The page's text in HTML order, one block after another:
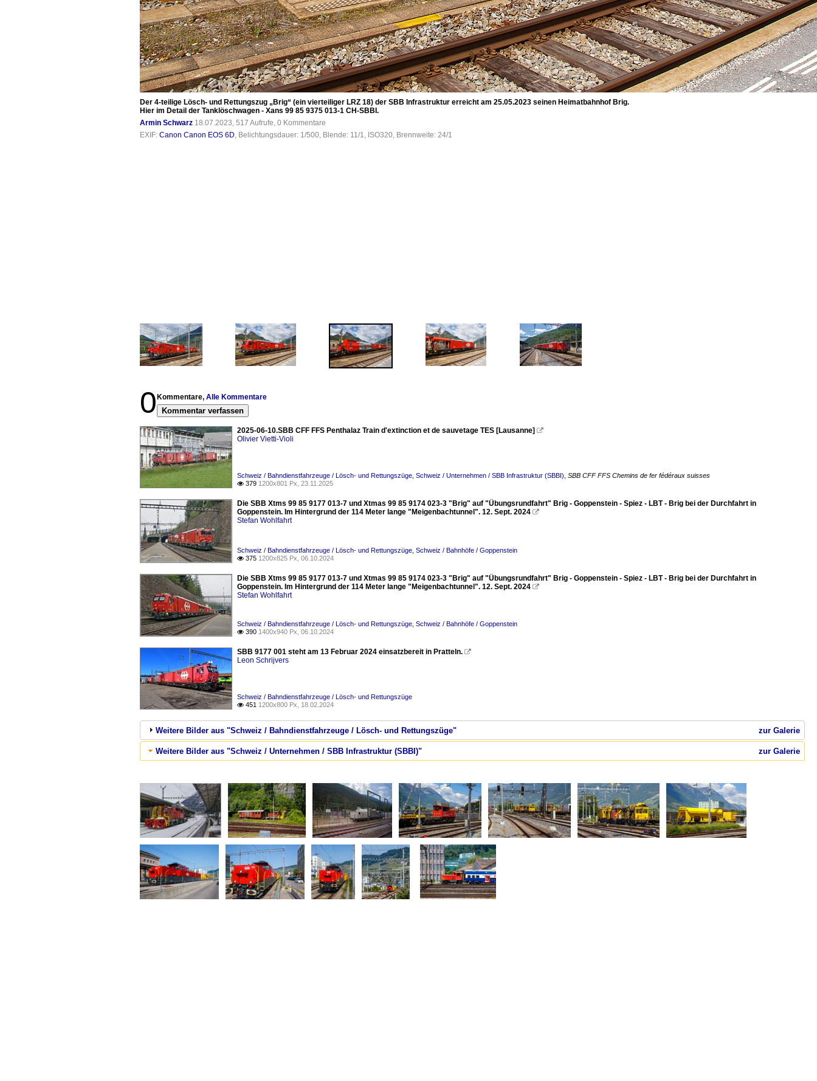
Der 4-teilige Lösch- und Rettungszug „Brig“ (ein vierteiliger LRZ 18) der SBB Infrastruktur erreicht am 25.05.2023 seinen Heimatbahnhof Brig.
Hier im Detail der Tanklöschwagen - Xans 99 85 9375 013-1 CH-SBBI.
Armin Schwarz 18.07.2023, 517 Aufrufe, 0 Kommentare
EXIF: Canon Canon EOS 6D, Belichtungsdauer: 1/500, Blende: 11/1, ISO320, Brennweite: 24/1
0 Kommentare, Alle Kommentare
Kommentar verfassen
2025-06-10.SBB CFF FFS Penthalaz Train d'extinction et de sauvetage TES [Lausanne] 
Olivier Vietti-Violi
Schweiz / Bahndienstfahrzeuge / Lösch- und Rettungszüge Schweiz / Unternehmen / SBB Infrastruktur (SBBI) SBB CFF FFS Chemins de fer fédéraux suisses
 379 1200x801 Px, 23.11.2025
Die SBB Xtms 99 85 9177 013-7 und Xtmas 99 85 9174 023-3 "Brig" auf "Übungsrundfahrt" Brig - Goppenstein - Spiez - LBT - Brig bei der Durchfahrt in
Goppenstein. Im Hintergrund der 114 Meter lange "Meigenbachtunnel". 12. Sept. 2024 
Stefan Wohlfahrt
Schweiz / Bahndienstfahrzeuge / Lösch- und Rettungszüge Schweiz / Bahnhöfe / Goppenstein
 375 1200x825 Px, 06.10.2024
Die SBB Xtms 99 85 9177 013-7 und Xtmas 99 85 9174 023-3 "Brig" auf "Übungsrundfahrt" Brig - Goppenstein - Spiez - LBT - Brig bei der Durchfahrt in
Goppenstein. Im Hintergrund der 114 Meter lange "Meigenbachtunnel". 12. Sept. 2024 
Stefan Wohlfahrt
Schweiz / Bahndienstfahrzeuge / Lösch- und Rettungszüge Schweiz / Bahnhöfe / Goppenstein
 390 1400x940 Px, 06.10.2024
SBB 9177 001 steht am 13 Februar 2024 einsatzbereit in Pratteln. 
Leon Schrijvers
Schweiz / Bahndienstfahrzeuge / Lösch- und Rettungszüge
 451 1200x800 Px, 18.02.2024
zur Galerie
Weitere Bilder aus "Schweiz / Bahndienstfahrzeuge / Lösch- und Rettungszüge"
zur Galerie
Weitere Bilder aus "Schweiz / Unternehmen / SBB Infrastruktur (SBBI)"